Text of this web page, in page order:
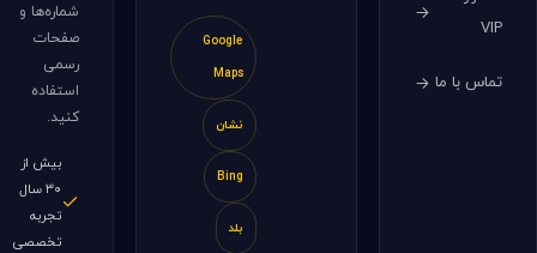
VIP
تماس با ما
Google
Maps
نشان
Bing
بلد
شماره‌ها و
صفحات
رسمی
استفاده
کنید.
بیش از
۳۰ سال
تجربه
تخصصی